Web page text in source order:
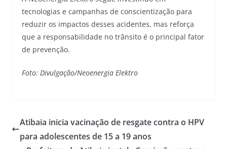
tecnologias e campanhas de conscientização para
reduzir os impactos desses acidentes, mas reforça
que a responsabilidade no trânsito é o principal fator
de prevenção.
Foto: Divulgação/Neoenergia Elektro
Atibaia inicia vacinação de resgate contra o HPV
para adolescentes de 15 a 19 anos